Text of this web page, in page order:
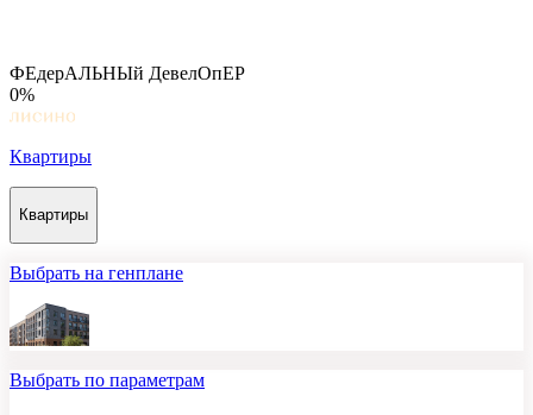
ФЕдерАЛЬНЫй ДевелОпЕР
0%
Квартиры
Квартиры
Выбрать на генплане
Выбрать по параметрам